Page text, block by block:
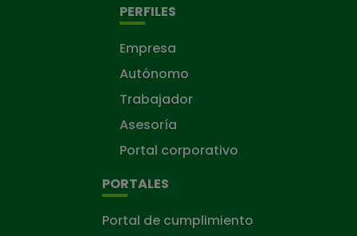
PERFILES
Empresa
Autónomo
Trabajador
Asesoría
Portal corporativo
PORTALES
Portal de cumplimiento